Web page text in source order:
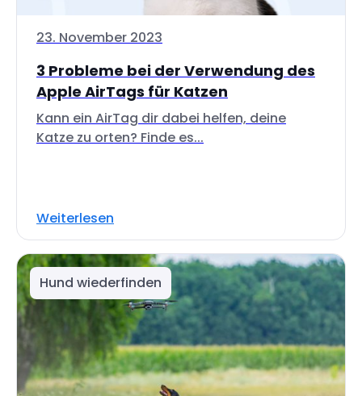
23. November 2023
3 Probleme bei der Verwendung des
Apple AirTags für Katzen
Kann ein AirTag dir dabei helfen, deine
Katze zu orten? Finde es...
Weiterlesen
Hund wiederfinden